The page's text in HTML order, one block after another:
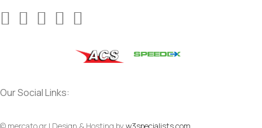
Our Social Links: